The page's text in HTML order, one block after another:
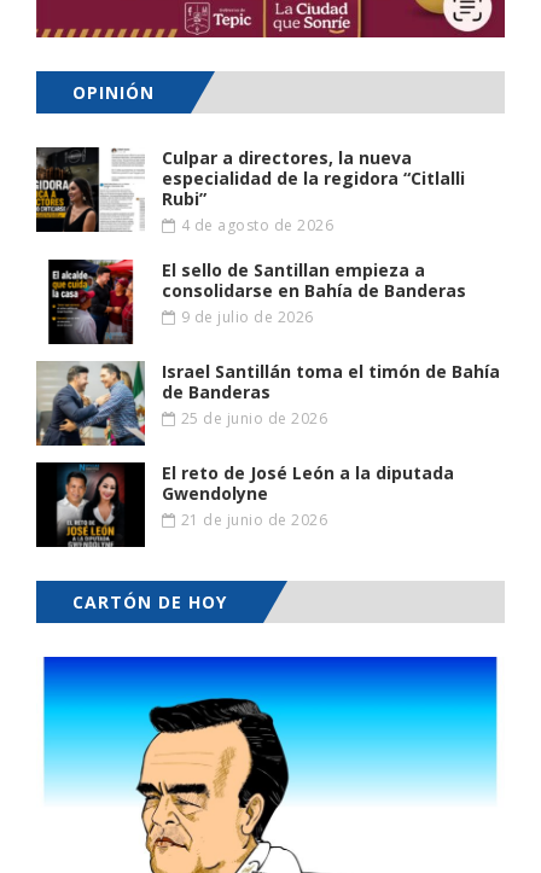
OPINIÓN
Culpar a directores, la nueva
especialidad de la regidora “Citlalli
Rubi”
4 de agosto de 2026
El sello de Santillan empieza a
consolidarse en Bahía de Banderas
9 de julio de 2026
Israel Santillán toma el timón de Bahía
de Banderas
25 de junio de 2026
El reto de José León a la diputada
Gwendolyne
21 de junio de 2026
CARTÓN DE HOY